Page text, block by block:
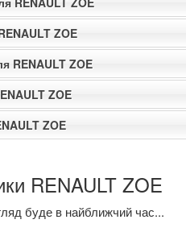
ZOE
RENAULT ZOE
ZOE
ZOE
RENAULT ZOE
буде в найближчий час...